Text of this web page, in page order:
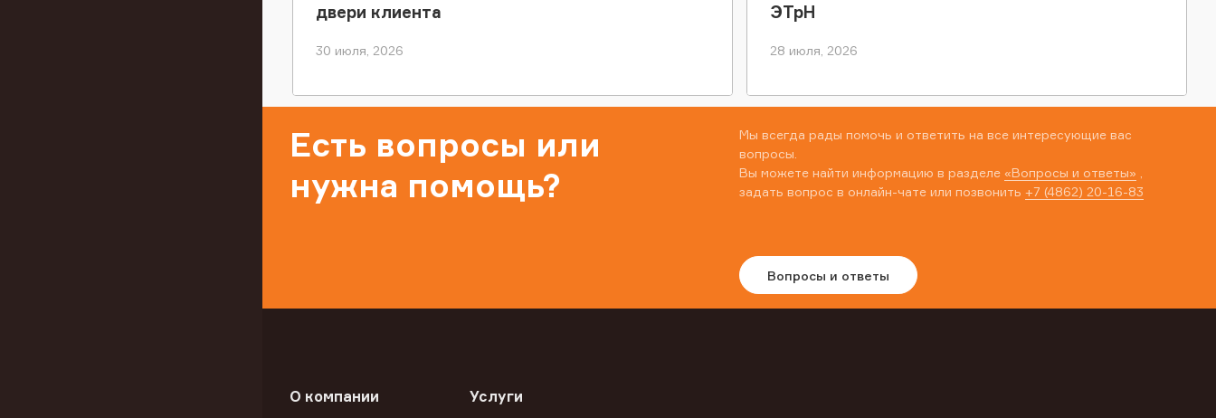
двери клиента
30 июля, 2026
ЭТрН
28 июля, 2026
Есть вопросы или
нужна помощь?
Мы всегда рады помочь и ответить на все интересующие вас
вопросы.
Вы можете найти информацию в разделе «Вопросы и ответы»
задать вопрос в онлайн-чате или позвонить +7 (4862) 20-16-83
Вопросы и ответы
О компании Услуги